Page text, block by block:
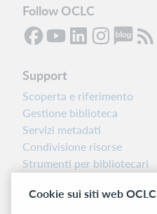
Follow OCLC
Support
Scoperta e riferimento
Gestione biblioteca
Servizi metadati
Condivisione risorse
Strumenti per bibliotecari
Dashboard di stato del
Cookie sui siti web OCLC